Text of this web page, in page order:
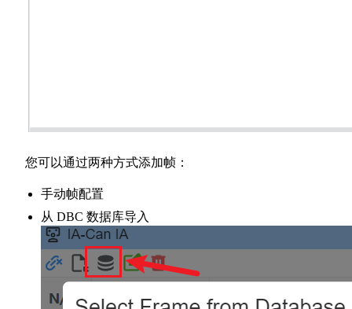
您可以通过两种方式添加帧：
手动帧配置
从 DBC 数据库导入